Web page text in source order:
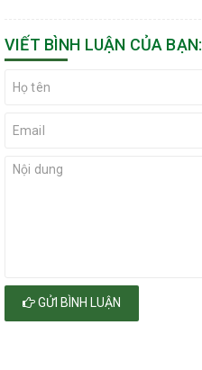
VIẾT BÌNH LUẬN CỦA BẠN:
GỬI BÌNH LUẬN